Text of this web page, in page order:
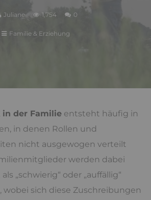
Juliane 1,754 0
Familie & Erziehung
in der Familie entsteht häufig in
in denen Rollen und
nicht ausgewogen verteilt
werden dabei
„schwierig“ oder „auffällig“
sich diese Zuschreibungen